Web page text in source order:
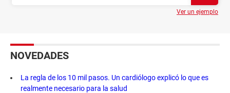
Ver un ejemplo
NOVEDADES
La regla de los 10 mil pasos. Un cardiólogo explicó lo que es
realmente necesario para la salud